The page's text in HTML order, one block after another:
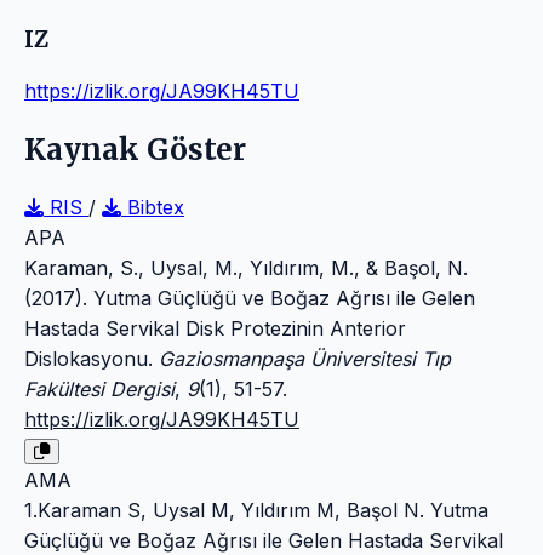
IZ
https://izlik.org/JA99KH45TU
Kaynak Göster
RIS /
Bibtex
APA
Karaman, S., Uysal, M., Yıldırım, M., & Başol, N.
(2017). Yutma Güçlüğü ve Boğaz Ağrısı ile Gelen
Hastada Servikal Disk Protezinin Anterior
Dislokasyonu. Gaziosmanpaşa Üniversitesi Tıp
Fakültesi Dergisi, 9(1), 51-57.
https://izlik.org/JA99KH45TU
AMA
1.Karaman S, Uysal M, Yıldırım M, Başol N. Yutma
Güçlüğü ve Boğaz Ağrısı ile Gelen Hastada Servikal